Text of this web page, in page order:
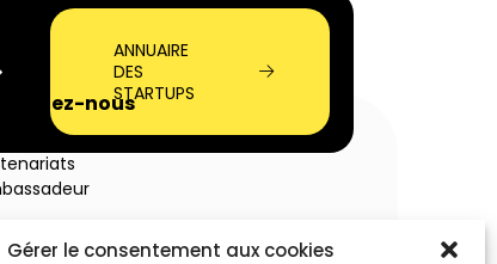
Gérer le consentement aux cookies
ANNUAIRE
DES
STARTUPS
nous